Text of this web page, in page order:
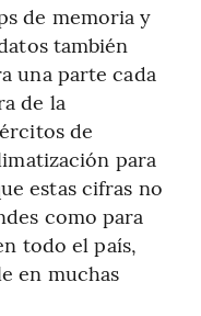
de memoria y
también
una parte cada
de la
de
para
estas cifras no
como para
todo el país,
en muchas